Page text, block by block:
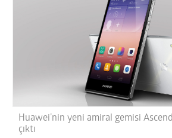
Huawei’nin yeni amiral gemisi
çıktı